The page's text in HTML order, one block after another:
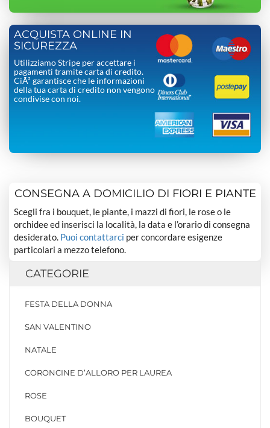
ACQUISTA ONLINE IN
SICUREZZA
Utilizziamo Stripe per accettare i
pagamenti tramite carta di credito.
CiÃ² garantisce che le informazioni
della tua carta di credito non vengono
condivise con noi.
CONSEGNA A DOMICILIO DI FIORI E PIANTE
Scegli fra i bouquet, le piante, i mazzi di fiori, le rose o le
orchidee ed inserisci la località, la data e l’orario di consegna
desiderato. Puoi contattarci per concordare esigenze
particolari a mezzo telefono.
CATEGORIE
FESTA DELLA DONNA
SAN VALENTINO
NATALE
CORONCINE D’ALLORO PER LAUREA
ROSE
BOUQUET